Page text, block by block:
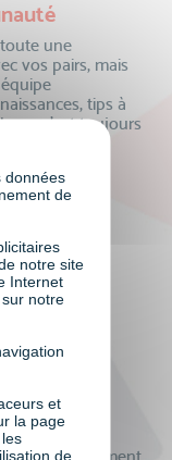
une
vos pairs, mais
tips à
n’est toujours
données
de
notre site
Internet
notre
et
la page
de